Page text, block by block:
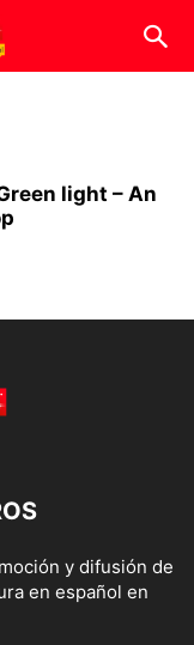
light – An
y difusión de
en español en